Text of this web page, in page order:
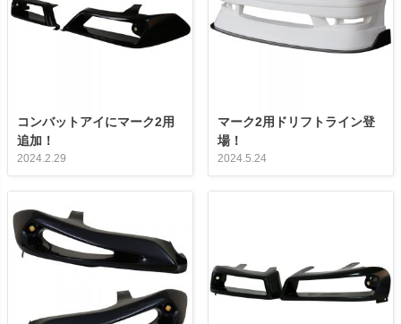
コンバットアイにマーク2用
追加！
2024.2.29
マーク2用ドリフトライン登
場！
2024.5.24